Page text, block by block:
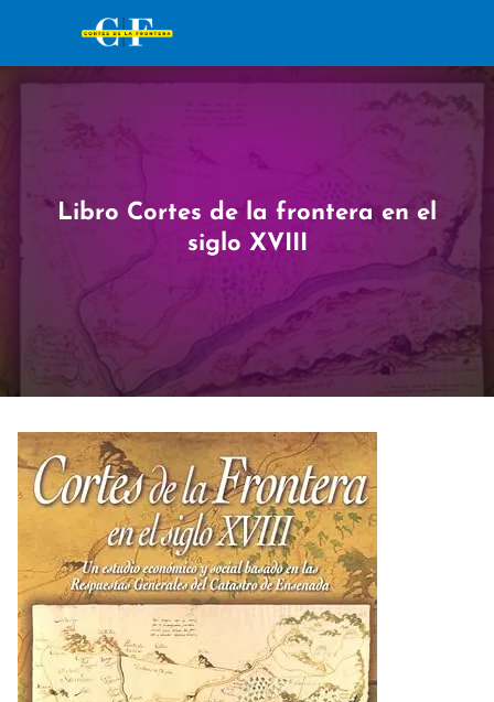
Libro Cortes de la frontera en el
siglo XVIII